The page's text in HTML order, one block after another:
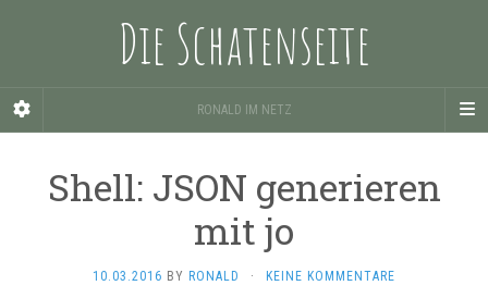
Die Schatenseite
RONALD IM NETZ
Shell: JSON generieren
mit jo
10.03.2016 BY RONALD · KEINE KOMMENTARE